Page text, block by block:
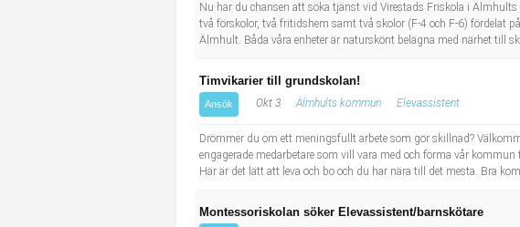
Nu har du chansen att söka tjänst vid Virestads Friskola i
två förskolor, två fritidshem samt två skolor (F-4 och F-6) fördelat
Älmhult. Båda våra enheter är naturskönt belägna med närhet till
Timvikarier till grundskolan!
Ansök Okt 3 Älmhults kommun Elevassistent
Drömmer du om ett meningsfullt arbete som gör skillnad?
engagerade medarbetare som vill vara med och forma vår
Här är det lätt att leva och bo och du har nära till det mesta. Bra
Montessoriskolan söker Elevassistent/barnskötare